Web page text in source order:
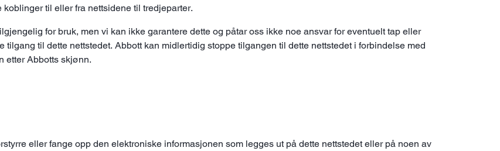
til eller fra nettsidene til tredjeparter.
for bruk, men vi kan ikke garantere dette og påtar oss ikke noe ansvar for eventuelt tap eller
til dette nettstedet. Abbott kan midlertidig stoppe tilgangen til dette nettstedet i forbindelse med
etter Abbotts skjønn.
eller fange opp den elektroniske informasjonen som legges ut på dette nettstedet eller på noen av